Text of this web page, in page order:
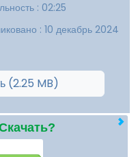
: 02:25
: 10 декабрь 2024
(2.25 MB)